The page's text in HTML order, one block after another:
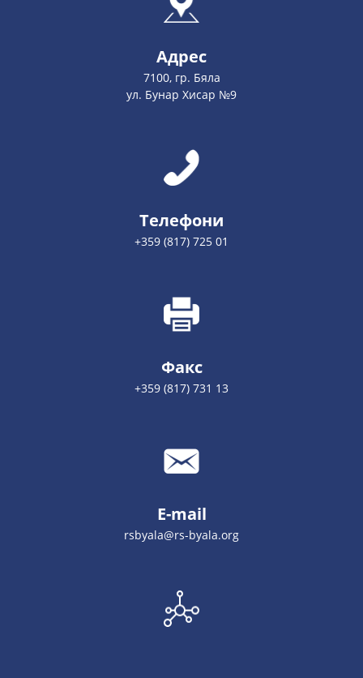
Адрес
7100, гр. Бяла
ул. Бунар Хисар №9
Телефони
+359 (817) 725 01
Факс
+359 (817) 731 13
E-mail
rsbyala@rs-byala.org